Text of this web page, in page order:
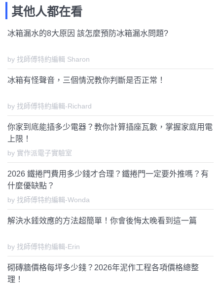
其他人都在看
冰箱漏水的8大原因 該怎麼預防冰箱漏水問題?
by 找師傅特約編輯 Sharon
冰箱有怪聲音，三個情況教你判斷是否正常！
by 找師傅特約編輯-Richard
你家到底能插多少電器？教你計算插座瓦數，掌握家庭用電
上限！
by 實作派電子實驗室
2026 鐵捲門費用多少錢才合理？鐵捲門一定要外推嗎？有
什麼優缺點？
by 找師傅特約編輯-Wonda
解決水錘效應的方法超簡單！你會後悔太晚看到這一篇
by 找師傅特約編輯-Erin
砌磚牆價格每坪多少錢？2026年泥作工程各項價格總整
理！